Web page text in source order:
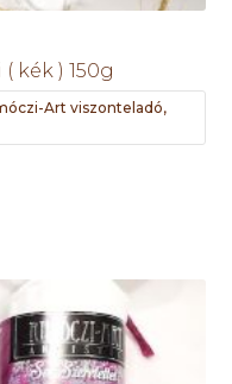
kék ) 150g
Art viszonteladó,